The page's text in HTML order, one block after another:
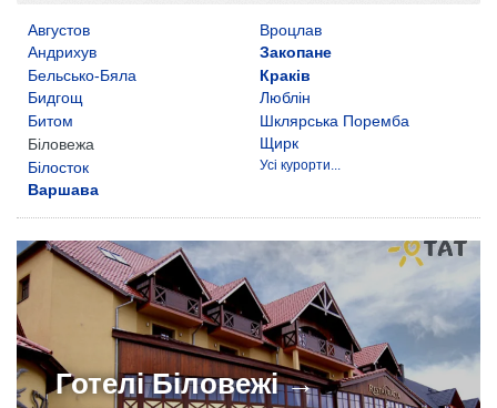
Августов
Андрихув
Бельсько-Бяла
Бидгощ
Битом
Біловежа
Білосток
Варшава
Вроцлав
Закопане
Краків
Люблін
Шклярська Поремба
Щирк
Усі курорти...
ГотеліБіловежі →